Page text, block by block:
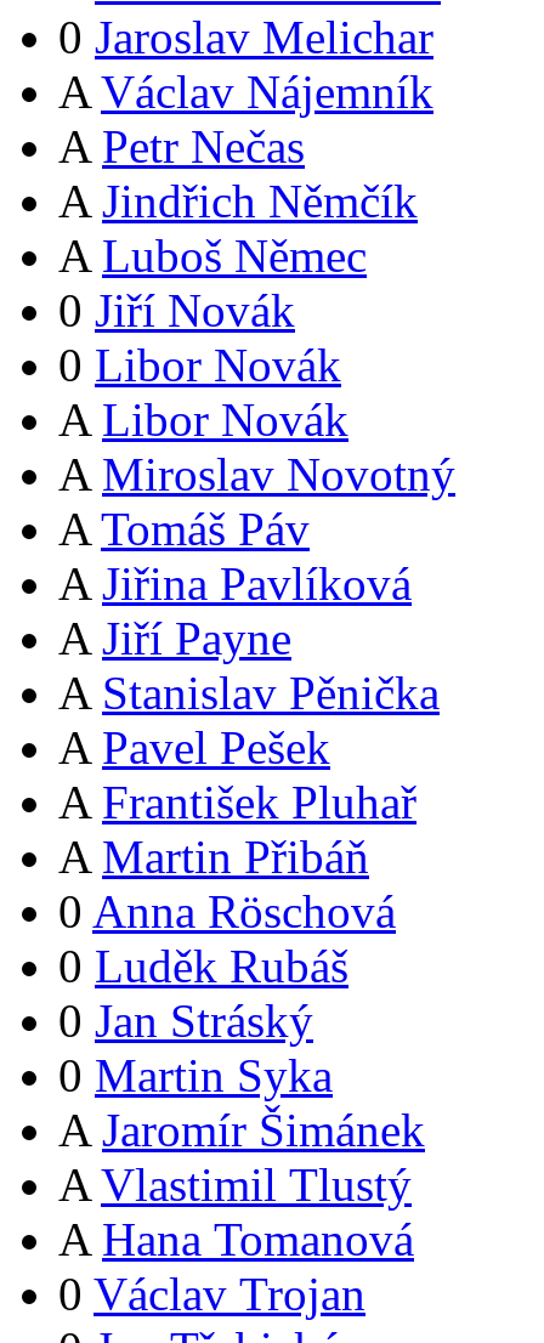
0 Jaroslav Melichar
A Václav Nájemník
A Petr Nečas
A Jindřich Němčík
A Luboš Němec
0 Jiří Novák
0 Libor Novák
A Libor Novák
A Miroslav Novotný
A Tomáš Páv
A Jiřina Pavlíková
A Jiří Payne
A Stanislav Pěnička
A Pavel Pešek
A František Pluhař
A Martin Přibáň
0 Anna Röschová
0 Luděk Rubáš
0 Jan Stráský
0 Martin Syka
A Jaromír Šimánek
A Vlastimil Tlustý
A Hana Tomanová
0 Václav Trojan